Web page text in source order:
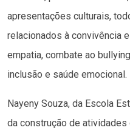
apresentações culturais,
relacionados à convivência
empatia, combate ao
inclusão e saúde emocional.
Nayeny Souza, da Escola
da construção de